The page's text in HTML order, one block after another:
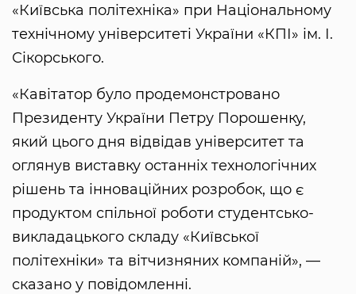
«Київська політехніка» при Національному
технічному університеті України «КПІ» ім. І.
Сікорського.
«Кавітатор було продемонстровано
Президенту України Петру Порошенку,
який цього дня відвідав університет та
оглянув виставку останніх технологічних
рішень та інноваційних розробок, що є
продуктом спільної роботи студентсько-
викладацького складу «Київської
політехніки» та вітчизняних компаній», —
сказано у повідомленні.